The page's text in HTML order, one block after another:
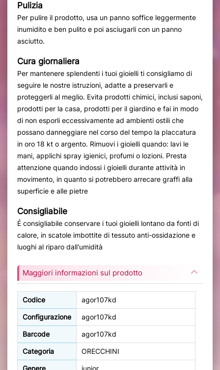
Pulizia
Per pulire il prodotto, usa un panno soffice leggermente
inumidito e ben pulito e poi asciugarli con un panno
asciutto.
Cura giornaliera
Per mantenere splendenti i tuoi gioielli ti consigliamo di
seguire le nostre istruzioni, adatte a preservarli e
proteggerli al meglio. Evita prodotti chimici, inclusi saponi,
prodotti per la casa, prodotti per il giardino e fai in modo
di non esporli eccessivamente ad ambienti ostili che
possano danneggiare nel corso del tempo la placcatura
in oro 18 kt o argento. Rimuovi i gioielli quando: lavi le
mani, applichi spray igienici, profumi o lozioni. Presta
attenzione quando indossi i gioielli durante attività in
movimento, in quanto si potrebbero arrecare graffi alla
superficie e alle pietre
Consigliabile
É consigliabile conservare i tuoi gioielli lontano da fonti di
calore, in scatole imbottite di tessuto anti-ossidazione e
luoghi al riparo dall'umidità
Maggiori informazioni sul prodotto
Codice agor107kd
Configurazione agor107kd
Barcode agor107kd
Categoria ORECCHINI